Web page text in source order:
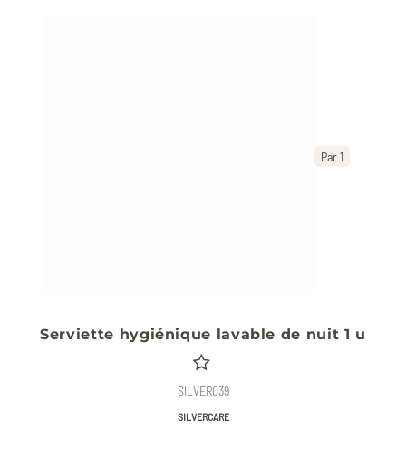
Par 1
Serviette hygiénique lavable de nuit 1 u
SILVER039
SILVERCARE